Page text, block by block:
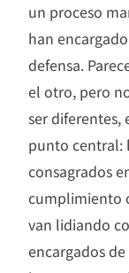
un proceso
han
defensa.
el otro, pero
ser diferentes,
punto central:
consagrados
cumplimiento
van lidiando
encargados